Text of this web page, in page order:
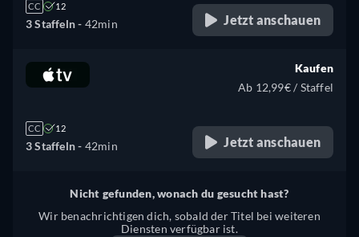
CC 12
3 Staffeln - 42min Jetzt anschauen
CC 12
3 Staffeln - 42min
Kaufen
Ab 12,99€ / Staffel
Jetzt anschauen
Nicht gefunden, wonach du gesucht hast?
Wir benachrichtigen dich, sobald der Titel bei weiteren
Diensten verfügbar ist.